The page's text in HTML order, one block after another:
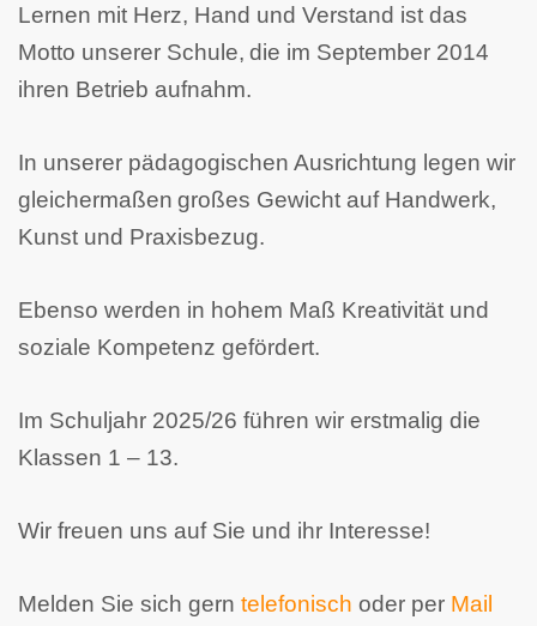
Lernen mit Herz, Hand und Verstand ist das
Motto unserer Schule, die im September 2014
ihren Betrieb aufnahm.
In unserer pädagogischen Ausrichtung legen wir
gleichermaßen großes Gewicht auf Handwerk,
Kunst und Praxisbezug.
Ebenso werden in hohem Maß Kreativität und
soziale Kompetenz gefördert.
Im Schuljahr 2025/26 führen wir erstmalig die
Klassen 1 – 13.
Wir freuen uns auf Sie und ihr Interesse!
Melden Sie sich gern telefonisch oder per Mail